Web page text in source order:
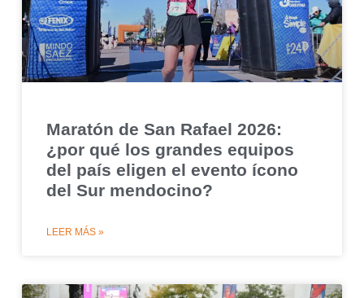
Maratón de San Rafael 2026:
¿por qué los grandes equipos
del país eligen el evento ícono
del Sur mendocino?
LEER MÁS »